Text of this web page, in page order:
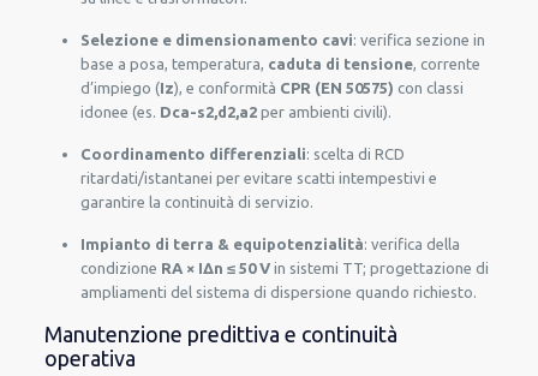
Selezione e dimensionamento cavi: verifica sezione in
base a posa, temperatura, caduta di tensione, corrente
d’impiego (Iz), e conformità CPR (EN 50575) con classi
idonee (es. Dca-s2,d2,a2 per ambienti civili).
Coordinamento differenziali: scelta di RCD
ritardati/istantanei per evitare scatti intempestivi e
garantire la continuità di servizio.
Impianto di terra & equipotenzialità: verifica della
condizione RA × IΔn ≤ 50 V in sistemi TT; progettazione di
ampliamenti del sistema di dispersione quando richiesto.
Manutenzione predittiva e continuità
operativa